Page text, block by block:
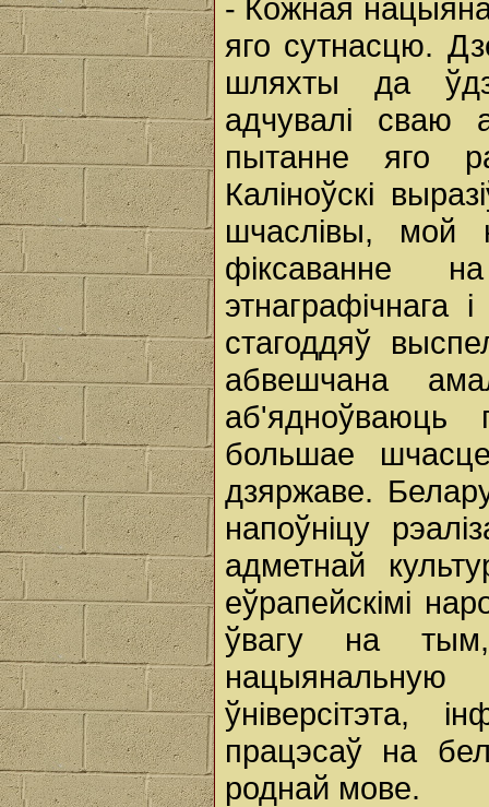
- Кожная
яго сутнасцю.
шляхты да
адчувалі сваю
пытанне яго
Каліноўскі
шчаслівы, мой
фіксаванне
этнаграфічнага
стагоддяў
абвешчана
большае
дзяржаве.
напоўніцу
адметнай
еўрапейскімі
ўвагу на
нацыянальную
ўніверсітэта,
працэсаў на
роднай мове.